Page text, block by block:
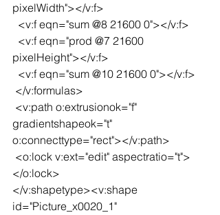
pixelWidth"></v:f>
  <v:f eqn="sum @8 21600 0"></v:f>
pixelHeight"></v:f>
  <v:f eqn="sum @10 21600 0"></v:f>
</v:formulas>
gradientshapeok="t"
o:connecttype="rect"></v:path>
</o:lock>
</v:shapetype><v:shape
id="Picture_x0020_1"